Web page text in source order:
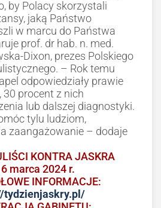
by Polacy skorzystali
jaką Państwo
w marcu do Państwa
prof. dr hab. n. med.
Dixon, prezes Polskiego
– Rok temu
odpowiedziały prawie
procent z nich
lub dalszej diagnostyki.
tylu ludziom,
zaangażowanie – dodaje
KONTRA JASKRA
marca 2024 r.
INFORMACJE:
tydzienjaskry.pl/